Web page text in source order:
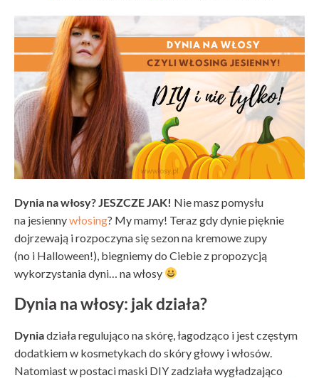
Dynia na włosy? JESZCZE JAK! Nie masz pomysłu
na jesiennywłosing? My mamy! Teraz gdy dynie pięknie
dojrzewają i rozpoczyna się sezon na kremowe zupy
(no i Halloween!), biegniemy do Ciebie z propozycją
wykorzystania dyni… na włosy
Dynia na włosy: jak działa?
Dyniadziała regulująco na skórę, łagodząco i jest częstym
dodatkiem w kosmetykach do skóry głowy i włosów.
Natomiast w postaci maski DIY zadziała wygładzająco